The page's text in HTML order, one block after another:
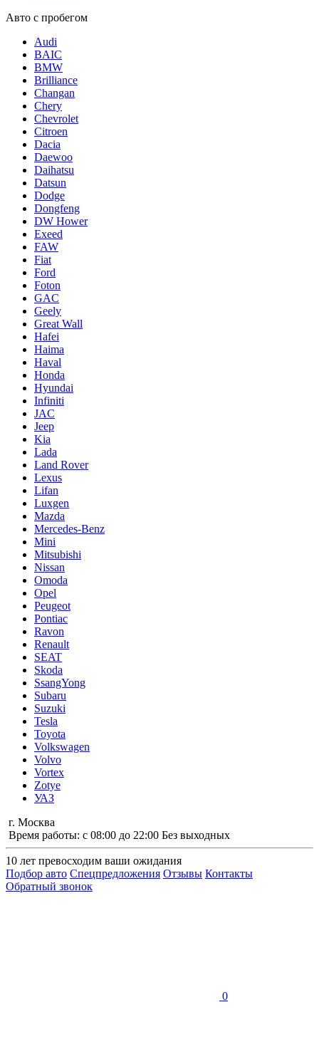
Авто с пробегом
Audi
BAIC
BMW
Brilliance
Changan
Chery
Chevrolet
Citroen
Dacia
Daewoo
Daihatsu
Datsun
Dodge
Dongfeng
DW Hower
Exeed
FAW
Fiat
Ford
Foton
GAC
Geely
Great Wall
Hafei
Haima
Haval
Honda
Hyundai
Infiniti
JAC
Jeep
Kia
Lada
Land Rover
Lexus
Lifan
Luxgen
Mazda
Mercedes-Benz
Mini
Mitsubishi
Nissan
Omoda
Opel
Peugeot
Pontiac
Ravon
Renault
SEAT
Skoda
SsangYong
Subaru
Suzuki
Tesla
Toyota
Volkswagen
Volvo
Vortex
Zotye
УАЗ
г. Москва
Время работы: с 08:00 до 22:00 Без выходных
10 лет превосходим ваши ожидания
Подбор авто Спецпредложения Отзывы Контакты
Обратный звонок
0